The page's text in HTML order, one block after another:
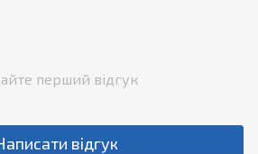
перший відгук
відгук